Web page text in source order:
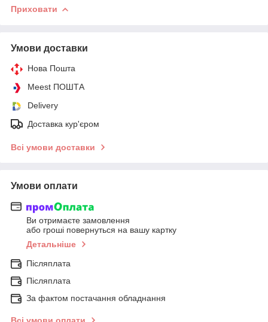
Приховати
Умови доставки
Нова Пошта
Meest ПОШТА
Delivery
Доставка кур'єром
Всі умови доставки
Умови оплати
Ви отримаєте замовлення
або гроші повернуться на вашу картку
Детальніше
Післяплата
Післяплата
За фактом постачання обладнання